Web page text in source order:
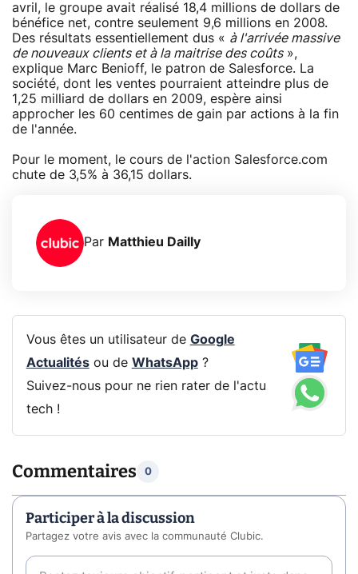
avril, le groupe avait réalisé 18,4 millions de dollars de
bénéfice net, contre seulement 9,6 millions en 2008.
Des résultats essentiellement dus « à l'arrivée massive
de nouveaux clients et à la maitrise des coûts»,
explique Marc Benioff, le patron de Salesforce. La
société, dont les ventes pourraient atteindre plus de
1,25 milliard de dollars en 2009, espère ainsi
approcher les 60 centimes de gain par actions à la fin
de l'année.
Pour le moment, le cours de l'action Salesforce.com
chute de 3,5% à 36,15 dollars.
Par Matthieu Dailly
Vous êtes un utilisateur de Google
Actualitésou de WhatsApp?
Suivez-nous pour ne rien rater de l'actu
tech !
Commentaires 0
Participer à la discussion
Partagez votre avis avec la communauté Clubic.